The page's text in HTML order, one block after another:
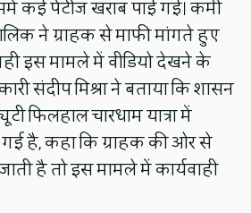
कई पेटीज खराब पाई गई। कमी
ने ग्राहक से माफी मांगते हुए
इस मामले में वीडियो देखने के
संदीप मिश्रा ने बताया कि शासन
फिलहाल चारधाम यात्रा में
है, कहा कि ग्राहक की ओर से
है तो इस मामले में कार्यवाही